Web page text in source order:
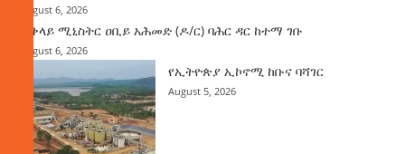
August 6, 2026
ጠቅላይ ሚኒስትር ዐቢይ አሕመድ (ዶ/ር) ባሕር ዳር ከተማ ገቡ
August 6, 2026
የኢትዮጵያ ኢኮኖሚ ከቡና ባሻገር
August 5, 2026